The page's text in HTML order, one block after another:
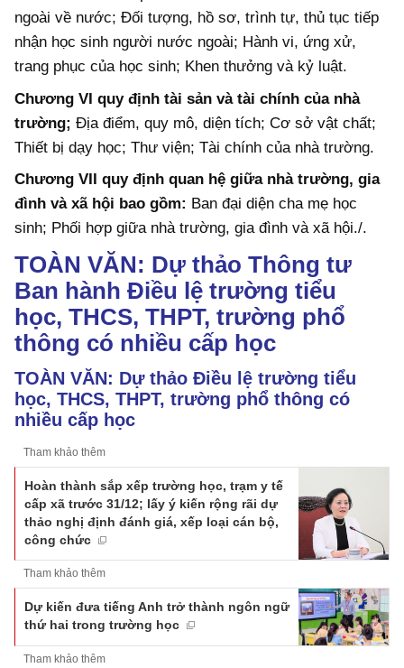
ngoài về nước; Đối tượng, hồ sơ, trình tự, thủ tục tiếp
nhận học sinh người nước ngoài; Hành vi, ứng xử,
trang phục của học sinh; Khen thưởng và kỷ luật.
Chương VI quy định tài sản và tài chính của nhà
trường; Địa điểm, quy mô, diện tích; Cơ sở vật chất;
Thiết bị dạy học; Thư viện; Tài chính của nhà trường.
Chương VII quy định quan hệ giữa nhà trường, gia
đình và xã hội bao gồm: Ban đại diện cha mẹ học
sinh; Phối hợp giữa nhà trường, gia đình và xã hội./.
TOÀN VĂN: Dự thảo Thông tư
Ban hành Điều lệ trường tiểu
học, THCS, THPT, trường phổ
thông có nhiều cấp học
TOÀN VĂN: Dự thảo Điều lệ trường tiểu
học, THCS, THPT, trường phổ thông có
nhiều cấp học
Tham khảo thêm
Hoàn thành sắp xếp trường học, trạm y tế
cấp xã trước 31/12; lấy ý kiến rộng rãi dự
thảo nghị định đánh giá, xếp loại cán bộ,
công chức
Tham khảo thêm
Dự kiến đưa tiếng Anh trở thành ngôn ngữ
thứ hai trong trường học
Tham khảo thêm